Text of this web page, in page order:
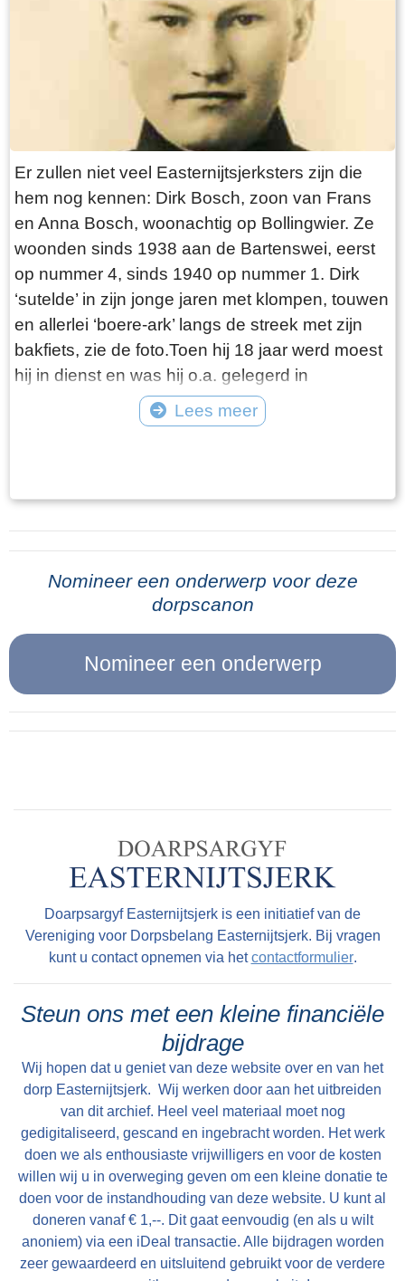
volgende morgen vroeg toen heit van het
melken thuis kwam, want hij melkte ook nog bij
een andere boer, zag hij dat er nog een pluim
van een parachute boven de mesthoop uitstak.
Dat was even paniek, maar gelukkig kon de
pluim, voor het helemaal licht was, nog
weggewerkt worden.Na wat heit die morgen al
had beleefd was hij in de stal bezig en kwamen
er een paar mannen even bij hem voor een
praatje en die vertelden: “Ze zeggen dat hier
vannacht een wapendropping is geweest.” Heit
heeft daar niet op gereageerd maar hoorde zelf
wel de zolder kraken.Ook heeft de praam nog
lang in de “opfeart“ gelegen zoals Theunis
vertelde, want zij hadden als kinderen daar nog
vaak in gespeeld.Na de oorlog werden de
parachutes weer uit de mesthoop gehaald en
ijzersterk omdat het van nylon was.Gelukkig zijn
er foto’s gemaakt waar de dochters Baukje,
Hendrikje en Aaltje zo’n jurkje dragen. Heel fijn
dat doormiddel van deze foto’s dit spannende
Droppingsverhaal van Theunis, uit overlevering
verzetsgroepen in Fryslân gebundeld werden in
de NBS (Nederlandsche Binnenlandse
om de Duitsers te kunnen bestrijden en de
geällieerden te helpen als ze het land kwamen
munitie gedropt boven plaatsen die vooraf
waren vastgesteld, ontvangstcomités stonden
dan gereed om de containers te bergen. De
droppings bij Aalsum hadden als slagzin: ‘De
worm heeft rode haren’. Als die zin ’s middags
voor de radio (Belgische Uitzending!) werd
omgeroepen, moesten de mannen van de
bergingsploeg gewaarschuwd worden. Werd
deze slagzin ’s avonds (bij Radio Oranje)
herhaald, dan ging de dropping door en
Er zullen niet veel Easternijtsjerksters zijn die
hem nog kennen: Dirk Bosch, zoon van Frans
en Anna Bosch, woonachtig op Bollingwier. Ze
woonden sinds 1938 aan de Bartenswei, eerst
op nummer 4, sinds 1940 op nummer 1. Dirk
‘sutelde’ in zijn jonge jaren met klompen, touwen
en allerlei ‘boere-ark’ langs de streek met zijn
bakfiets, zie de foto.Toen hij 18 jaar werd moest
hij in dienst en was hij o.a. gelegerd in
Hardenberg. Daar was hij bij het 9de
grensbataljon. Toen zijn diensttijd was afgelopen
oorlog in mei 1940 uitbrak heeft hij met gevaar
voor eigen leven een brug laten springen. Hij is
niet oud geworden, overleed in 1941 aan tbc in
het sanatorium in Appelscha. Na zijn overlijden
ontving de familie enkele bijzondere
commandant, het officiële rapport van zijn
moedige daad en zijn dagboek waarin hij de
gedeelte van zijn verslag wordt hieronder
rustig. Eenige dagen tevoren hadden we bericht
verergerd en daarop waren alle militaire
verloven ingetrokken. Bij ons, grensbewakers,
waren direct de noodige voorzorgsmaatregelen
getroffen.Onze brug, die ongeveer 300 meter
van de Duitsche grens was gelegen, werd weer
van ladingen trotyl voorzien en geheel klaar
gemaakt om hem te laten springen als dit nodig
mocht zijn. Op den weg, welke toegang gaf tot
de Duitsche grens, waren versperringen
geplaatst. Bij elke brug stond een schildwacht,
die er voor te waken had, dat er zich niemand in
de nabijheid van de brug ophield. In de lucht
hing de spanning, doch wij merkten dat niet.
Voor ons, militairen, werd het al min of meer
gewoonte, daar wij reeds een jaar wacht
hadden gehad aan de grens en reeds tallooze
malen in stelling waren geweest vanwege het
Lees meer
Nomineer een onderwerp voor deze
dorpscanon
Doarpsargyf Easternijtsjerk is een initiatief van de
Vereniging voor Dorpsbelang Easternijtsjerk. Bij vragen
kunt u contact opnemen via hetcontactformulier.
Steun ons met een kleine financiële
bijdrage
Wij hopen dat u geniet van deze website over en van het
dorp Easternijtsjerk. Wij werken door aan het uitbreiden
van dit archief. Heel veel materiaal moet nog
gedigitaliseerd, gescand en ingebracht worden. Het werk
doen we als enthousiaste vrijwilligers en voor de kosten
willen wij u in overweging geven om een kleine donatie te
doen voor de instandhouding van deze website. U kunt al
doneren vanaf € 1,--. Dit gaat eenvoudig (en als u wilt
anoniem) via een iDeal transactie. Alle bijdragen worden
zeer gewaardeerd en uitsluitend gebruikt voor de verdere